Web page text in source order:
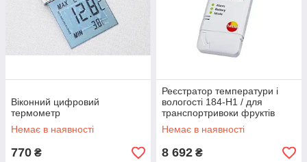
Віконний цифровий
термометр
Немає в наявності
770 ₴
Реєстратор температури і
вологості 184-H1 / для
транспортривоки фруктів
34150
Немає в наявності
8 692 ₴